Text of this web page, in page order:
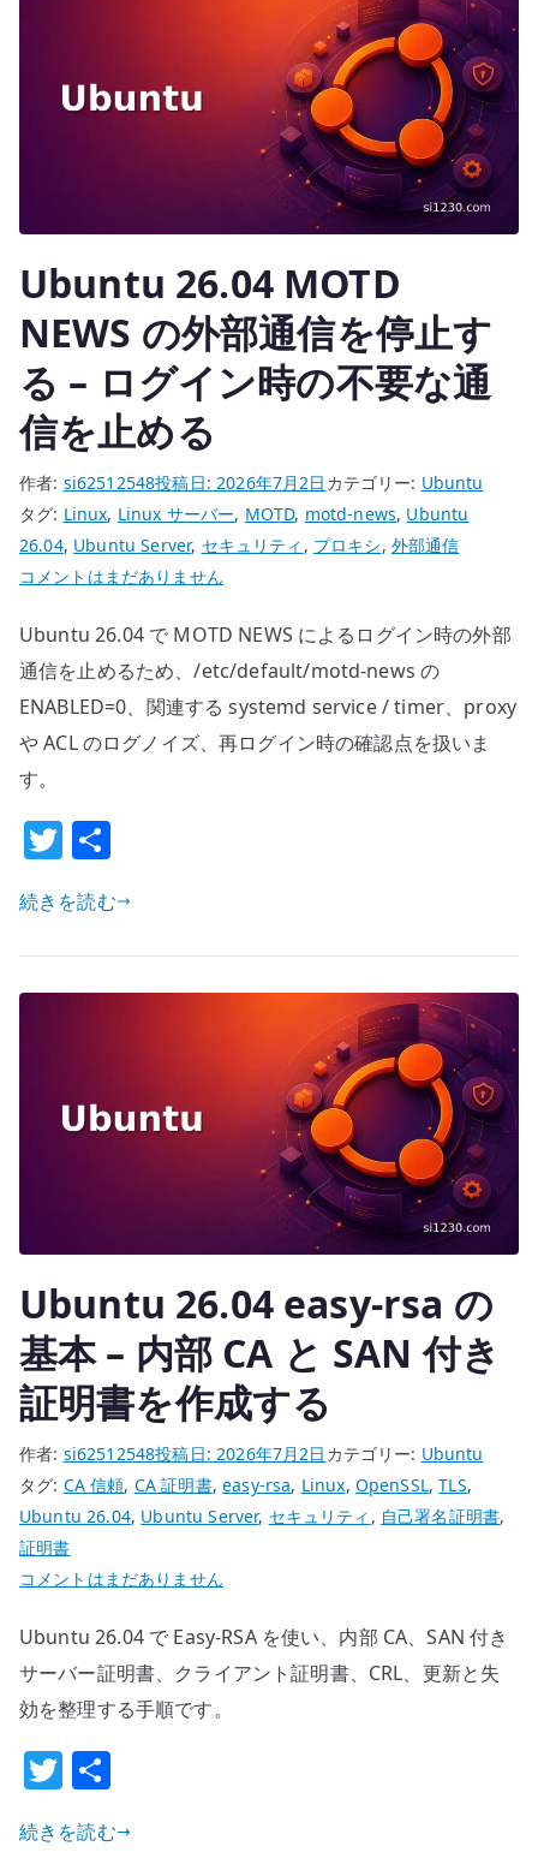
PBR
rp_filter
を
確
認
る
へ
の
Ubuntu 26.04 MOTD
NEWS の外部通信を停止す
る – ログイン時の不要な通
信を止める
作者: si62512548投稿日:2026年7月2日 カテゴリー: Ubuntu
タグ: Linux, Linux サーバー, MOTD, motd-news, Ubuntu
26.04, Ubuntu Server, セキュリティ , プロキシ, 外部通信
Ubuntu
MOTD
NEWS
の
外
通
信
を
停
止
す
要
な
通
信
を
止
め
る
へ
の
コメントはまだありません
Ubuntu 26.04 で MOTD NEWS によるログイン時の外部
通信を止めるため、/etc/default/motd-news の
ENABLED=0、関連する systemd service / timer、proxy
や ACL のログノイズ、再ログイン時の確認点を扱いま
す。
T
w
it
te
r
続きを読む
Ubuntu 26.04 easy-rsa の
基本 – 内部 CA と SAN 付き
証明書を作成する
作者: si62512548投稿日:2026年7月2日 カテゴリー: Ubuntu
タグ: CA 信頼, CA 証明書,easy-rsa, Linux, OpenSSL,TLS,
Ubuntu 26.04, Ubuntu Server, セキュリティ , 自己署名証明書,
証明書
Ubuntu
easy-
rsa
の
本
–
内
コメントはまだありません
Ubuntu 26.04 で Easy-RSA を使い、内部 CA、SAN 付き
サーバー証明書、クライアント証明書、CRL、更新と失
効を整理する手順です。
T
w
it
続きを読む